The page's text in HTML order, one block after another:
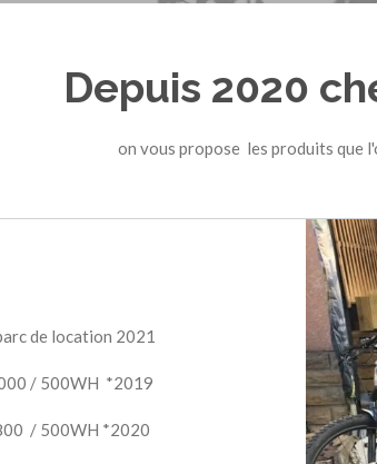
Depuis 2020
on vous propose les produits que
de location 2021
/ 500WH *2019
/ 500WH *2020